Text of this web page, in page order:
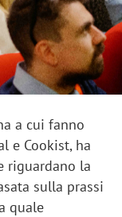
a cui fanno
e Cookist, ha
riguardano la
sulla prassi
quale